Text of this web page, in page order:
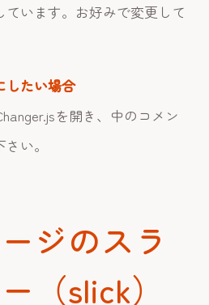
ています。お好みで変更して
したい場合
を開き、中のコメン
い。
ジのスラ
（slick）